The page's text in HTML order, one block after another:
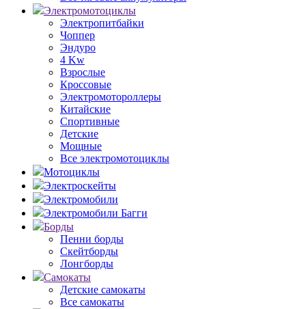
Электромотоциклы
Электропитбайки
Чоппер
Эндуро
4 Kw
Взрослые
Кроссовые
Электромотороллеры
Китайские
Спортивные
Детские
Мощные
Все электромотоциклы
Мотоциклы
Электроскейты
Электромобили
Электромобили Багги
Борды
Пенни борды
Скейтборды
Лонгборды
Самокаты
Детские самокаты
Все самокаты